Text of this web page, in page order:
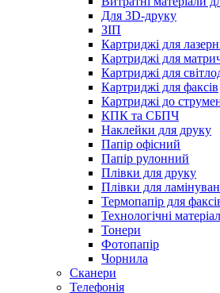
Для 3D-друку
ЗІП
Картриджі для
Картриджі для
Картриджі для
Картриджі для факсів
Картриджі до
КПК та СБПЧ
Наклейки для друку
Папір офісний
Папір рулонний
Плівки для друку
Плівки для
Термопапір для
Технологічні
Тонери
Фотопапір
Чорнила
Сканери
Телефонія